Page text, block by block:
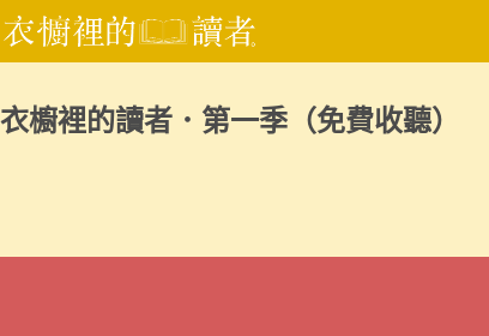
跳
至
要
內
衣櫥裡的讀者．第一季（免費收聽）